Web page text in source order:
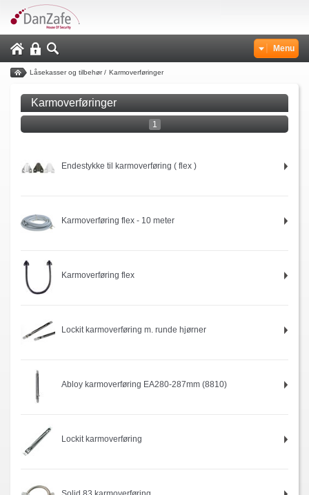
Menu
Låsekasser og tilbehør/ Karmoverføringer
Karmoverføringer
1
Endestykke til karmoverføring ( flex )
Karmoverføring flex - 10 meter
Karmoverføring flex
Lockit karmoverføring m. runde hjørner
Abloy karmoverføring EA280-287mm (8810)
Lockit karmoverføring